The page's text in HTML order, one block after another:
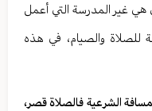
هي غير المدرسة التي أعمل
للصلاة والصيام، في هذه
الشرعية فالصلاة قصر،